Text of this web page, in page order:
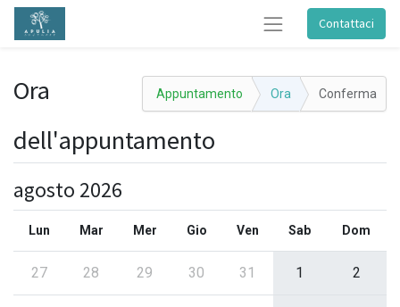
Contattaci
Appuntamento Ora Conferma
Ora
dell'appuntamento
agosto 2026
Lun Mar Mer Gio Ven Sab Dom
27 28 29 30 31 1 2